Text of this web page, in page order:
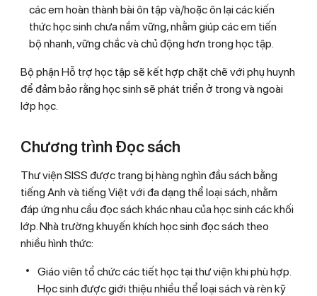
các em hoàn thành bài ôn tập và/hoặc ôn lại các kiến
thức học sinh chưa nắm vững, nhằm giúp các em tiến
bộ nhanh, vững chắc và chủ động hơn trong học tập.
Bộ phận Hỗ trợ học tập sẽ kết hợp chặt chẽ với phụ huynh
để đảm bảo rằng học sinh sẽ phát triển ở trong và ngoài
lớp học.
Chương trình Đọc sách
Thư viện SISS được trang bị hàng nghìn đầu sách bằng
tiếng Anh và tiếng Việt với đa dạng thể loại sách, nhằm
đáp ứng nhu cầu đọc sách khác nhau của học sinh các khối
lớp. Nhà trường khuyến khích học sinh đọc sách theo
nhiều hình thức:
Giáo viên tổ chức các tiết học tại thư viện khi phù hợp.
Học sinh được giới thiệu nhiều thể loại sách và rèn kỹ